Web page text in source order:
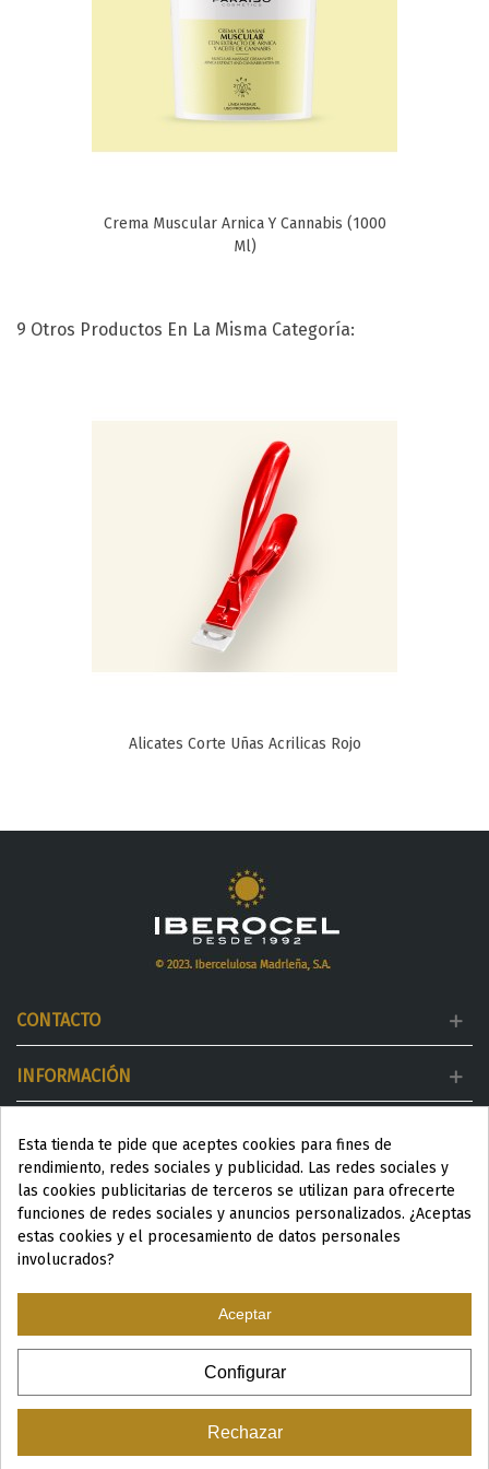
Crema Muscular Arnica Y Cannabis (1000
Ml)
9 Otros Productos En La Misma Categoría:
Alicates Corte Uñas Acrilicas Rojo
CONTACTO
INFORMACIÓN
DESTACADOS
ESP|ENG
© 2024 Productos Wellness para Spa y Centros de estética
Esta tienda te pide que aceptes cookies para fines de
rendimiento, redes sociales y publicidad. Las redes sociales y
las cookies publicitarias de terceros se utilizan para ofrecerte
funciones de redes sociales y anuncios personalizados. ¿Aceptas
estas cookies y el procesamiento de datos personales
involucrados?
Aceptar
Configurar
Rechazar